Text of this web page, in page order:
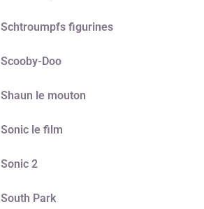
Schtroumpfs figurines
Scooby-Doo
Shaun le mouton
Sonic le film
Sonic 2
South Park